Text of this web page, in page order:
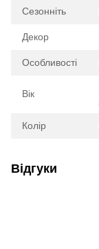
Сезонніть
Декор
Особливості
Вік
Колір
Відгуки